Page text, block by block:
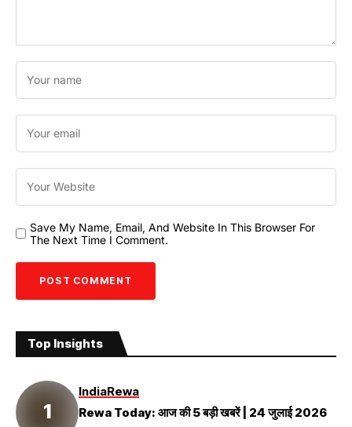
Save My Name, Email, And Website In This Browser For
The Next Time I Comment.
Top Insights
IndiaRewa
Rewa Today: आज की 5 बड़ी खबरें | 24 जुलाई 2026